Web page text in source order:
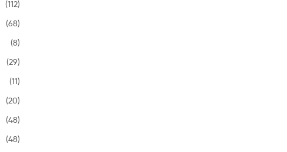
(112)
(68)
(8)
(29)
(11)
(20)
(48)
(48)